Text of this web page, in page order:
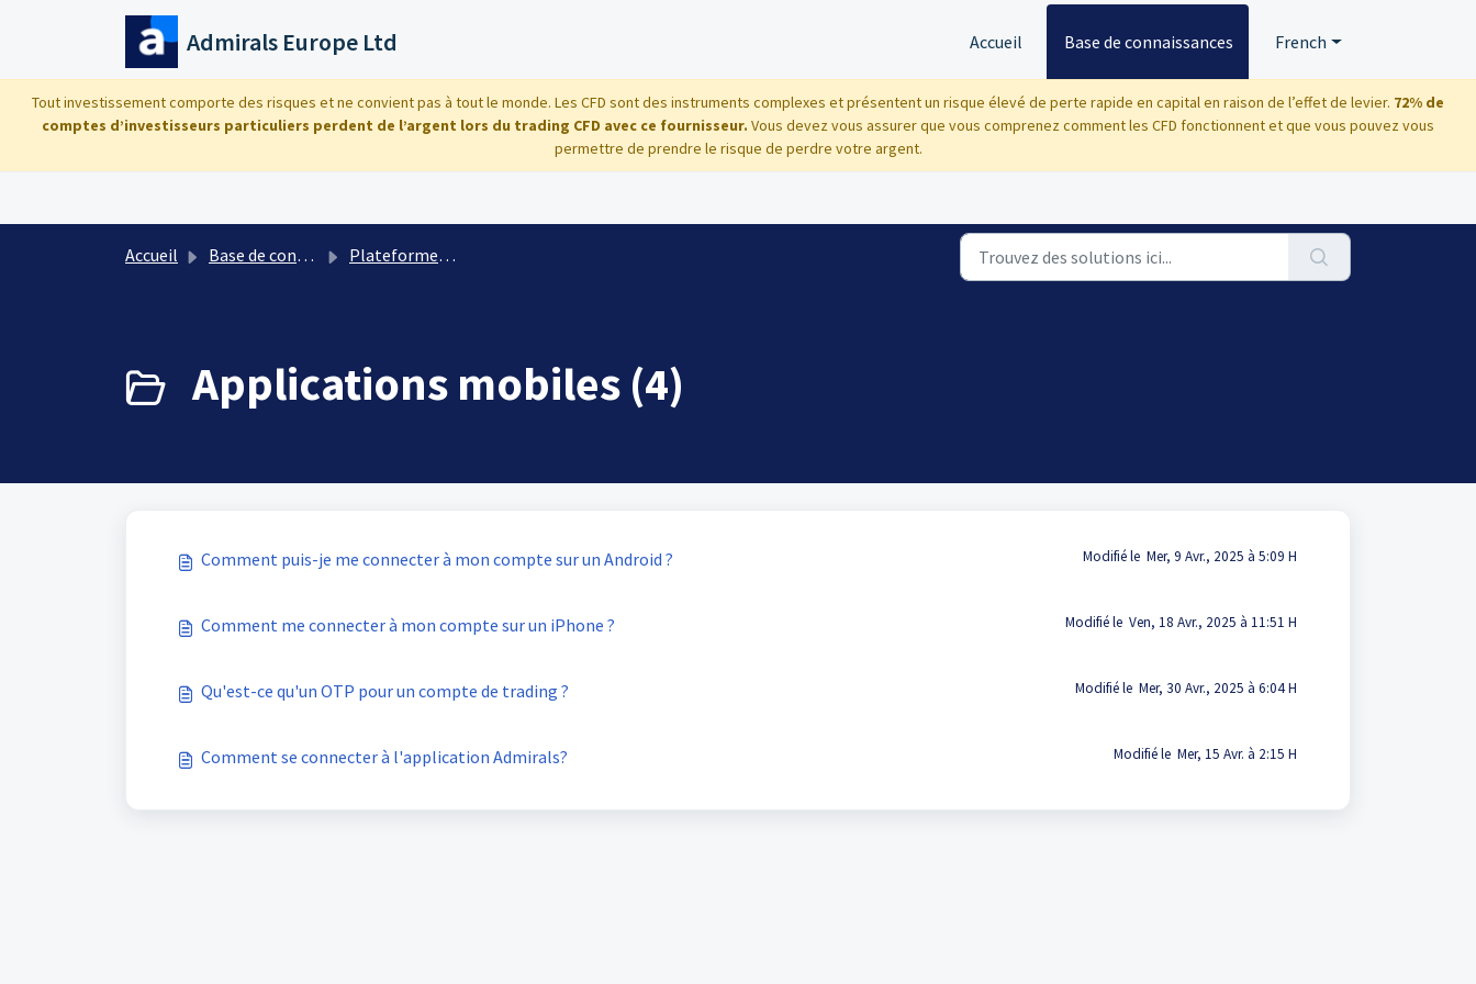
Passer au contenu principal
Admirals Europe Ltd Accueil Base de connaissances French
Tout investissement comporte des risques et ne convient pas à tout le monde. Les CFD sont des instruments complexes et présentent un risque élevé de perte rapide en capital en raison de l’effet de levier. 72% de
comptes d’investisseurs particuliers perdent de l’argent lors du trading CFD avec ce fournisseur. Vous devez vous assurer que vous comprenez comment les CFD fonctionnent et que vous pouvez vous
permettre de prendre le risque de perdre votre argent.
Accueil Base de connaissances Plateformes de trading : questions techniques
Applications mobiles (4)
Comment puis-je me connecter à mon compte sur un Android ? Modifié le Mer, 9 Avr., 2025 à 5:09 H
Comment me connecter à mon compte sur un iPhone ? Modifié le Ven, 18 Avr., 2025 à 11:51 H
Qu'est-ce qu'un OTP pour un compte de trading ? Modifié le Mer, 30 Avr., 2025 à 6:04 H
Comment se connecter à l'application Admirals? Modifié le Mer, 15 Avr. à 2:15 H